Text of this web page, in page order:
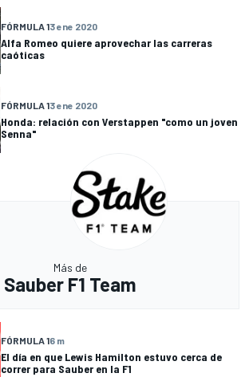
FÓRMULA 13 ene 2020
Alfa Romeo quiere aprovechar las carreras
caóticas
FÓRMULA 13 ene 2020
Honda: relación con Verstappen "como un joven
Senna"
Más de
Sauber F1 Team
FÓRMULA 16 m
El día en que Lewis Hamilton estuvo cerca de
correr para Sauber en la F1